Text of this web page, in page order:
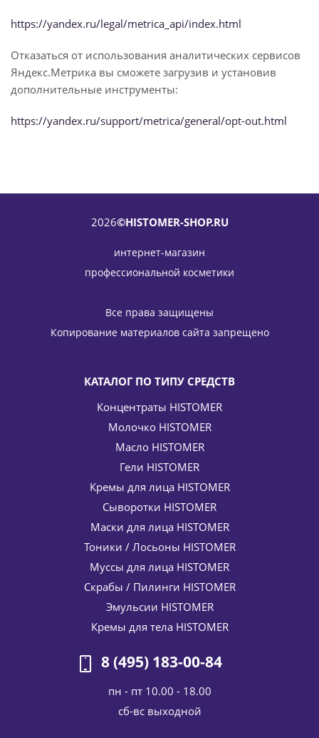
https://yandex.ru/legal/metrica_api/index.html
Отказаться от использования аналитических сервисов
Яндекс.Метрика вы сможете загрузив и установив
дополнительные инструменты:
https://yandex.ru/support/metrica/general/opt-out.html
2026©HISTOMER-SHOP.RU
интернет-магазин
профессиональной косметики
Все права защищены
Копирование материалов сайта запрещено
КАТАЛОГ ПО ТИПУ СРЕДСТВ
Концентраты HISTOMER
Молочко HISTOMER
Масло HISTOMER
Гели HISTOMER
Кремы для лица HISTOMER
Сыворотки HISTOMER
Маски для лица HISTOMER
Тоники / Лосьоны HISTOMER
Муссы для лица HISTOMER
Скрабы / Пилинги HISTOMER
Эмульсии HISTOMER
Кремы для тела HISTOMER
8 (495) 183-00-84
пн - пт 10.00 - 18.00
cб-вс выходной